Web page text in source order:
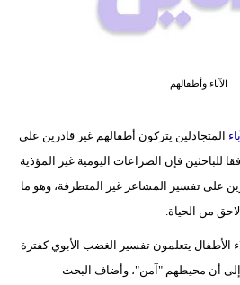
الآباء وأطفالهم
المتجادلين يتركون أطفالهم غير قادرين على
للباحثين فإن الصراعات اليومية غير المؤذية
على تفسير المشاعر غير المتطرفة، وهو ما
من الحياة.
الأطفال يتعلمون تفسير الغضب الأبوي كفترة
إلى أن محيطهم "آمن"، وأضاف البحث